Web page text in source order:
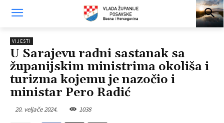
VIJESTI
U Sarajevu radni sastanak sa
županijskim ministrima okoliša i
turizma kojemu je nazočio i
ministar Pero Radić
20. veljače 2024. 1038